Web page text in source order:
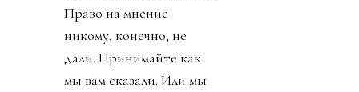
Право на мнение
никому, конечно, не
дали. Принимайте как
мы вам сказали. Или мы